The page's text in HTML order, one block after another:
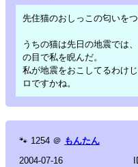
先住猫のおしっこの匂いを
うちの猫は先日の地震では
の目で私を睨んだ。
私が地震をおこしてるわけ
ロですかね。
🐾 1254 ＠ もんたん
2004-07-16